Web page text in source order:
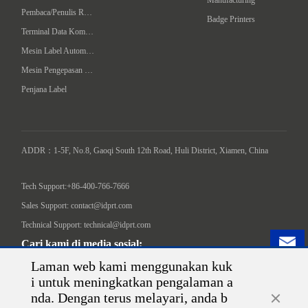
Laman web kami menggunakan kuk
i untuk meningkatkan pengalaman a
nda. Dengan terus melayari, anda b
Pembaca/Penulis RFID Komputer Tangan
Terminal Data Komputer Telapak
Mesin Label Automatik
Mesin Pengepasan Intelligent
Penjana Label
Badge Printers
ADDR：1-5F, No.8, Gaoqi South 12th Road, Huli District, Xiamen, China
Tech Support:+86-400-766-7666
Sales Support: contact@idprt.com
Technical Support: technical@idprt.com
Cari kami di media sosial: